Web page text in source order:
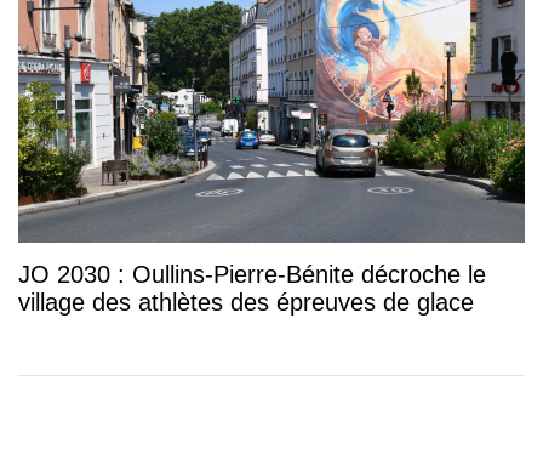
JO 2030 : Oullins-Pierre-Bénite décroche le
village des athlètes des épreuves de glace